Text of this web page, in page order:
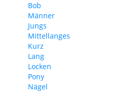
Bob
Männer
Jungs
Mittellanges
Kurz
Lang
Locken
Pony
Nägel